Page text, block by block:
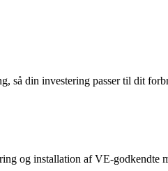
så din investering passer til dit
og installation af VE-godkendte